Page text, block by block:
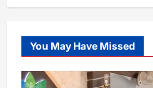
You May Have Missed